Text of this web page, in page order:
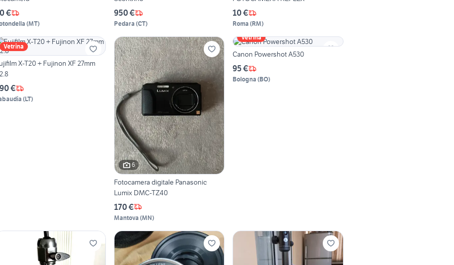
€
(MT)
950 €
Pedara (CT)
10 €
Roma (RM)
Vetrina
X-T20 + Fujinon XF 27mm
€
(LT)
6
Fotocamera digitale Panasonic
Lumix DMC-TZ40
170 €
Mantova (MN)
Vetrina
Canon Powershot A530
95 €
Bologna (BO)